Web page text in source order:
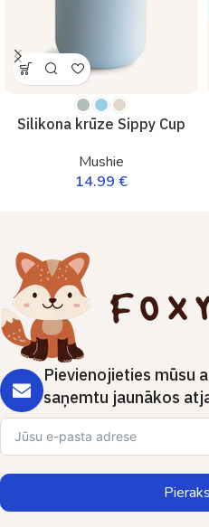
Silikona krūze Sippy Cup
Mushie
14.99 €
Pievienojieties mūsu
saņemtu jaunākos